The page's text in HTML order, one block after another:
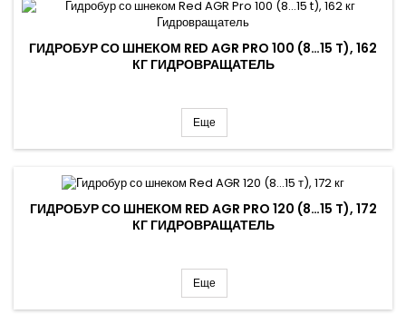
ГИДРОБУР СО ШНЕКОМ RED AGR PRO 100 (8…15 T), 162
КГ ГИДРОВРАЩАТЕЛЬ
Еще
ГИДРОБУР СО ШНЕКОМ RED AGR PRO 120 (8…15 T), 172
КГ ГИДРОВРАЩАТЕЛЬ
Еще